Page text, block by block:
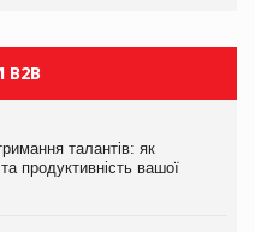
талантів: як
продуктивність вашої